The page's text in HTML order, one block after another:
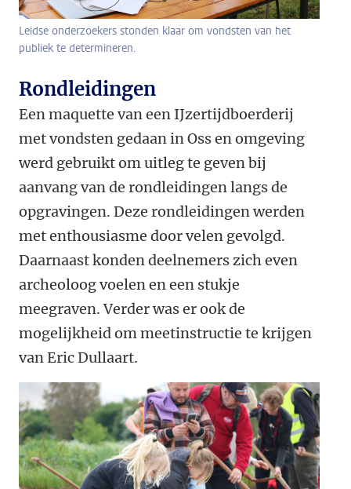
Leidse onderzoekers stonden klaar om vondsten van het
publiek te determineren.
Rondleidingen
Een maquette van een IJzertijdboerderij
met vondsten gedaan in Oss en omgeving
werd gebruikt om uitleg te geven bij
aanvang van de rondleidingen langs de
opgravingen. Deze rondleidingen werden
met enthousiasme door velen gevolgd.
Daarnaast konden deelnemers zich even
archeoloog voelen en een stukje
meegraven. Verder was er ook de
mogelijkheid om meetinstructie te krijgen
van Eric Dullaart.